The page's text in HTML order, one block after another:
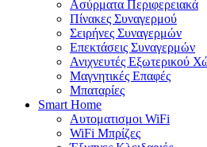
Aσύρματα Περιφερειακά
Πίνακες Συναγερμού
Σειρήνες Συναγερμών
Επεκτάσεις Συναγερμών
Ανιχνευτές Εξωτερικού
Μαγνητικές Επαφές
Μπαταρίες
Smart Home
Αυτοματισμοι WiFi
WiFi Μπρίζες